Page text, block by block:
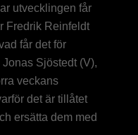
utvecklingen får
Fredrik Reinfeldt
får det för
Sjöstedt (V),
veckans
det är tillåtet
ersätta dem med